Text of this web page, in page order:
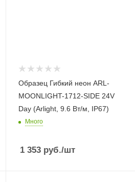
Образец Гибкий неон ARL-
MOONLIGHT-1712-SIDE 24V
Day (Arlight, 9.6 Вт/м, IP67)
Много
1 353руб./шт